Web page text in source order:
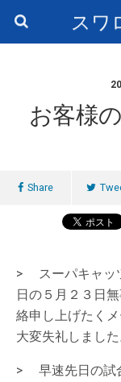
スワ
お客様
Share
> スーパキャッ
日の５月２３日
絡申し上げたく
大変失礼しました
> 早速先日の試